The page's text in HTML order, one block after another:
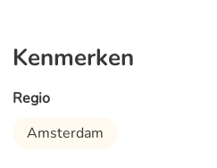
Kenmerken
Regio
Amsterdam